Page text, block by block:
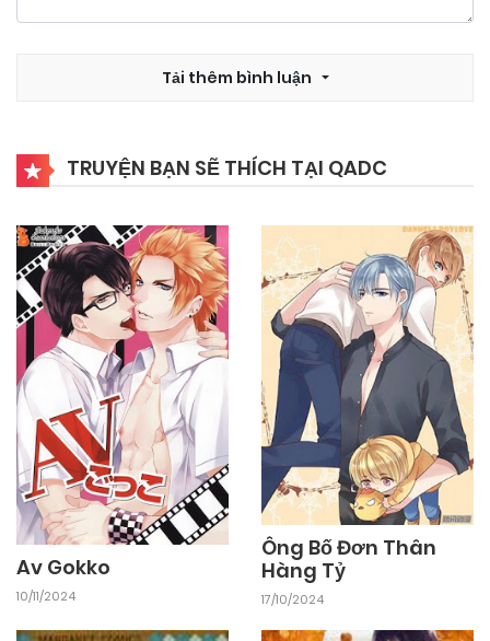
Tải thêm bình luận
TRUYỆN BẠN SẼ THÍCH TẠI QADC
Av Gokko
10/11/2024
Ông Bố Đơn Thân
Hàng Tỷ
17/10/2024